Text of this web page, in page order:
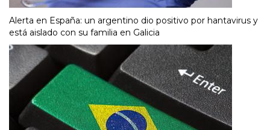
Alerta en España: un argentino dio positivo por hantavirus y
está aislado con su familia en Galicia